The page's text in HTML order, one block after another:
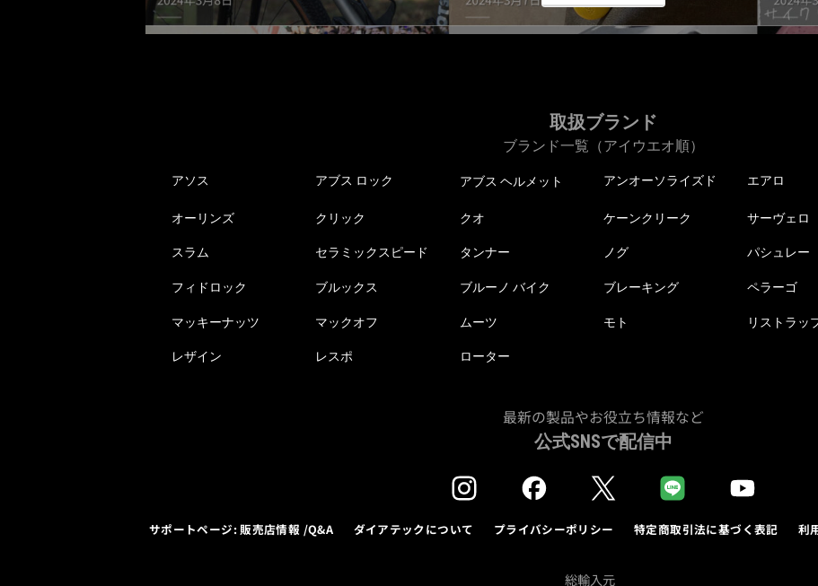
取扱ブランド
ブランド一覧（アイウエオ順）
アソス アブス ロック アブス ヘルメット アンオーソライズド エアロ
オーリンズ クリック クオ ケーンクリーク サーヴェロ
スラム セラミックスピード タンナー ノグ パシュレー
フィドロック ブルックス ブルーノ バイク ブレーキング ペラーゴ
マッキーナッツ マックオフ ムーツ モト リストラッ
レザイン レスポ ローター
最新の製品やお役立ち情報など
公式SNSで配信中
サポートページ: 販売店情報 /Q&A ダイアテックについて プライバシーポリシー 特定商取引法に基づく表記 利
総輸入元